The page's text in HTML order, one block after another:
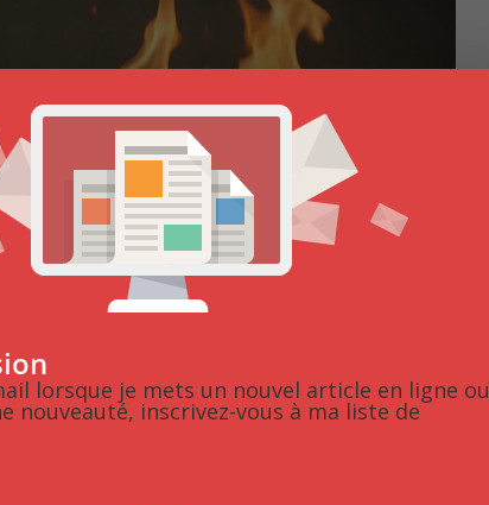
lorsque je mets un nouvel article en ligne ou
nouveauté, inscrivez-vous à ma liste de